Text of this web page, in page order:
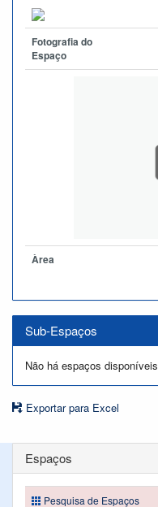
Fotografia do
Espaço
Àrea
Sub-Espaços
Não há espaços disponíveis
Exportar para Excel
Espaços
Pesquisa de Espaços